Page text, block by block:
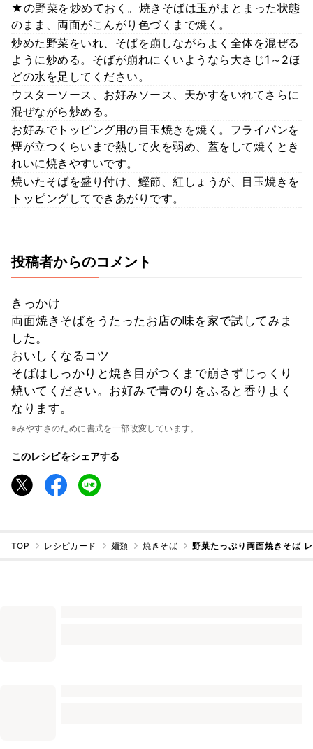
★の野菜を炒めておく。焼きそばは玉がまとまった状態
のまま、両面がこんがり色づくまで焼く。
炒めた野菜をいれ、そばを崩しながらよく全体を混ぜる
ように炒める。そばが崩れにくいようなら大さじ1～2ほ
どの水を足してください。
ウスターソース、お好みソース、天かすをいれてさらに
混ぜながら炒める。
お好みでトッピング用の目玉焼きを焼く。フライパンを
煙が立つくらいまで熱して火を弱め、蓋をして焼くとき
れいに焼きやすいです。
焼いたそばを盛り付け、鰹節、紅しょうが、目玉焼きを
トッピングしてできあがりです。
投稿者からのコメント
きっかけ
両面焼きそばをうたったお店の味を家で試してみま
した。
おいしくなるコツ
そばはしっかりと焼き目がつくまで崩さずじっくり
焼いてください。お好みで青のりをふると香りよく
なります。
※みやすさのために書式を一部改変しています。
このレシピをシェアする
TOP レシピカード 麺類 焼きそば 野菜たっぷり両面焼きそば